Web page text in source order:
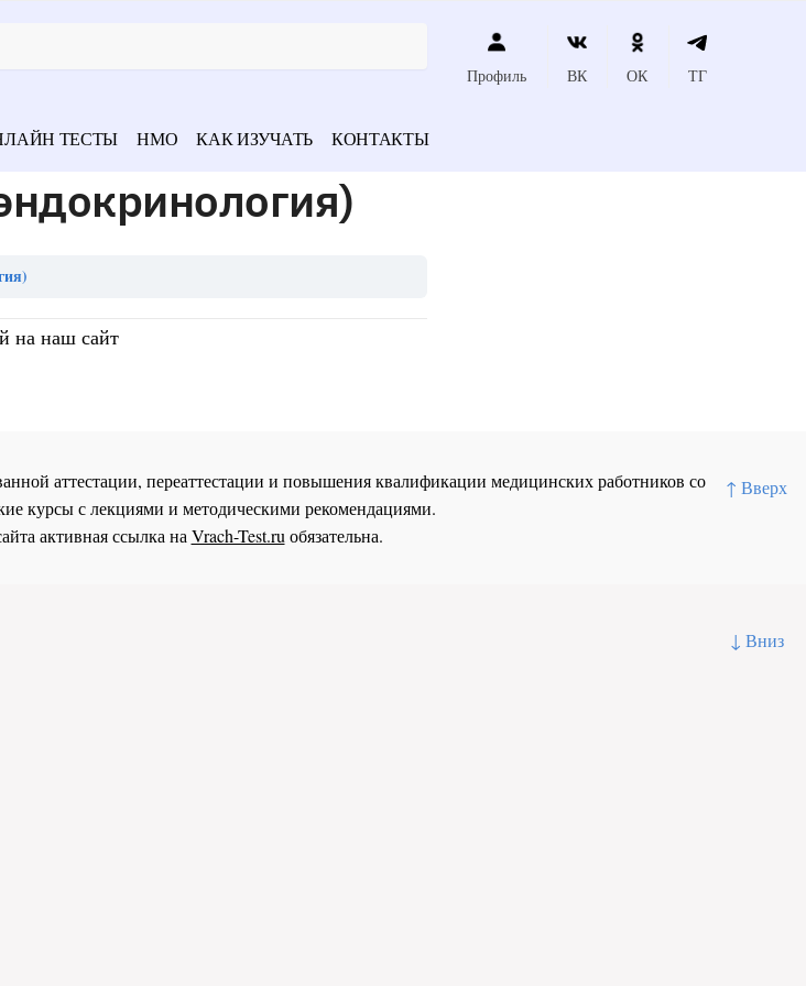
↑ Вверх
↓ Вниз
Профиль ВК ОК ТГ
ТЕСТЫ НМО КАК ИЗУЧАТЬ КОНТАКТЫ
на наш сайт
аттестации, переаттестации и повышения квалификации медицинских работников со
курсы с лекциями и методическими рекомендациями.
активная ссылка на Vrach-Test.ru обязательна.